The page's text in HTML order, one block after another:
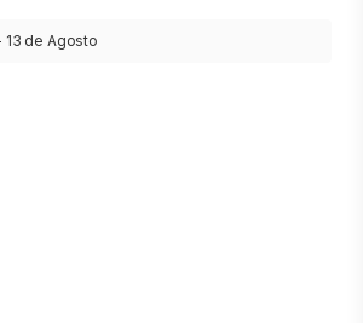
13 de Agosto